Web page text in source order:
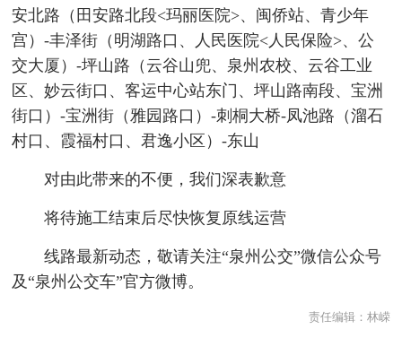
安北路（田安路北段<玛丽医院>、闽侨站、青少年
宫）-丰泽街（明湖路口、人民医院<人民保险>、公
交大厦）-坪山路（云谷山兜、泉州农校、云谷工业
区、妙云街口、客运中心站东门、坪山路南段、宝洲
街口）-宝洲街（雅园路口）-刺桐大桥-凤池路（溜石
村口、霞福村口、君逸小区）-东山
对由此带来的不便，我们深表歉意
将待施工结束后尽快恢复原线运营
线路最新动态，敬请关注“泉州公交”微信公众号
及“泉州公交车”官方微博。
责任编辑： 林嵘